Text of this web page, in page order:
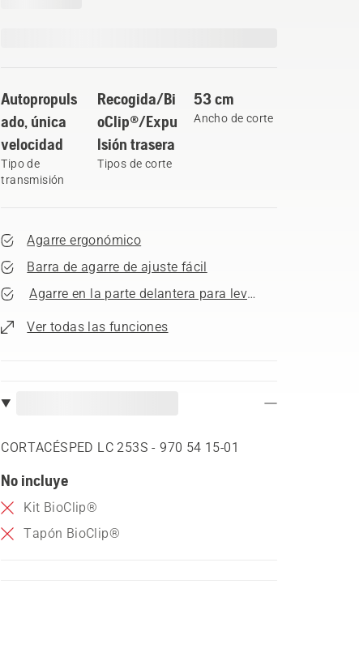
Autopropuls
ado, única
velocidad
Tipo de
transmisión
Recogida/Bi
oClip®/Expu
lsión trasera
Tipos de corte
53 cm
Ancho de corte
Agarre ergonómico
Barra de agarre de ajuste fácil
Agarre en la parte delantera para levantar la máquina
Ver todas las funciones
CORTACÉSPED LC 253S - 970 54 15‑01
No incluye
Kit BioClip®
Tapón BioClip®